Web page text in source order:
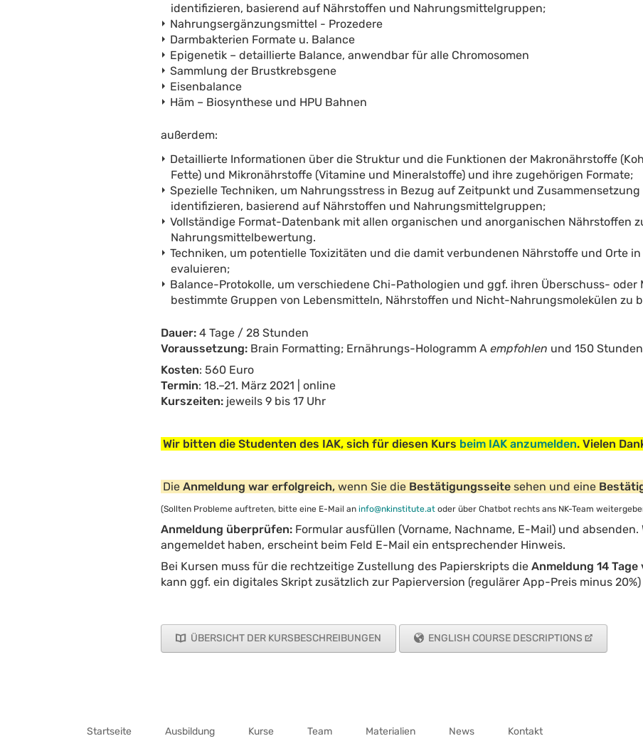
identifizieren, basierend auf Nährstoffen und Nahrungsmittelgruppen;
Nahrungsergänzungsmittel - Prozedere
Darmbakterien Formate u. Balance
Epigenetik – detaillierte Balance, anwendbar für alle Chromosomen
Sammlung der Brustkrebsgene
Eisenbalance
Häm – Biosynthese und HPU Bahnen
außerdem:
Detaillierte Informationen über die Struktur und die Funktionen der Makronährstoffe
Fette) und Mikronährstoffe (Vitamine und Mineralstoffe) und ihre zugehörigen Formate;
Spezielle Techniken, um Nahrungsstress in Bezug auf Zeitpunkt und
identifizieren, basierend auf Nährstoffen und Nahrungsmittelgruppen;
Vollständige Format-Datenbank mit allen organischen und anorganischen Nährstoffen
Nahrungsmittelbewertung.
Techniken, um potentielle Toxizitäten und die damit verbundenen Nährstoffe und Orte
evaluieren;
Balance-Protokolle, um verschiedene Chi-Pathologien und ggf. ihren Überschuss- oder
bestimmte Gruppen von Lebensmitteln, Nährstoffen und Nicht-Nahrungsmolekülen zu
Dauer: 4 Tage / 28 Stunden
Voraussetzung: Brain Formatting; Ernährungs-Hologramm Aempfohlen und 150
Kosten: 560 Euro
Termin: 18.–21. März 2021 | online
Kurszeiten: jeweils 9 bis 17 Uhr
Wir bitten die Studenten des IAK, sich für diesen Kurs beim IAK anzumelden. Vielen
DieAnmeldung war erfolgreich,wenn Sie die Bestätigungsseitesehen und eine
(Sollten Probleme auftreten, bitte eine E-Mail aninfo@nkinstitute.at oder über Chatbot rechts ans NK-Team
Anmeldung überprüfen: Formular ausfüllen (Vorname, Nachname, E-Mail) und absenden.
angemeldet haben, erscheint beim Feld E-Mail ein entsprechender Hinweis.
Bei Kursen muss für die rechtzeitige Zustellung des Papierskripts dieAnmeldung 14
kann ggf. ein digitales Skript zusätzlich zur Papierversion (regulärer App-Preis minus
ÜBERSICHT DER KURSBESCHREIBUNGEN ENGLISH COURSE DESCRIPTIONS
Startseite Ausbildung Kurse Team Materialien News Kontakt